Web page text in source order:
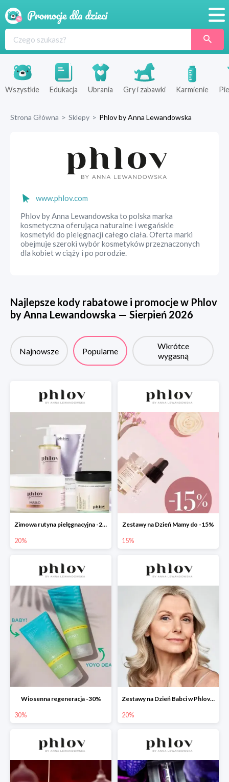
Produkty
Sklepy
Wszystkie Edukacja Ubrania Gry i zabawki Karmienie
Strona Główna > Sklepy > Phlov by Anna Lewandowska
www.phlov.com
Phlov by Anna Lewandowska to polska marka
kosmetyczna oferująca naturalne i wegańskie
kosmetyki do pielęgnacji całego ciała. Oferta marki
obejmuje szeroki wybór kosmetyków przeznaczonych
dla kobiet w ciąży i po porodzie.
Najlepsze kody rabatowe i promocje w Phlov
by Anna Lewandowska — Sierpień 2026
Najnowsze Popularne
Wkrótce
wygasną
Zimowa rutyna pielęgnacyjna -20%
20%
Zestawy na Dzień Mamy do -15%
15%
Wiosenna regeneracja -30%
30%
Zestawy na Dzień Babci w Phlov -20%
20%